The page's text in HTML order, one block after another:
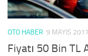
OTO HABER 9 MAYIS 2017
Fiyatı 50 Bin TL